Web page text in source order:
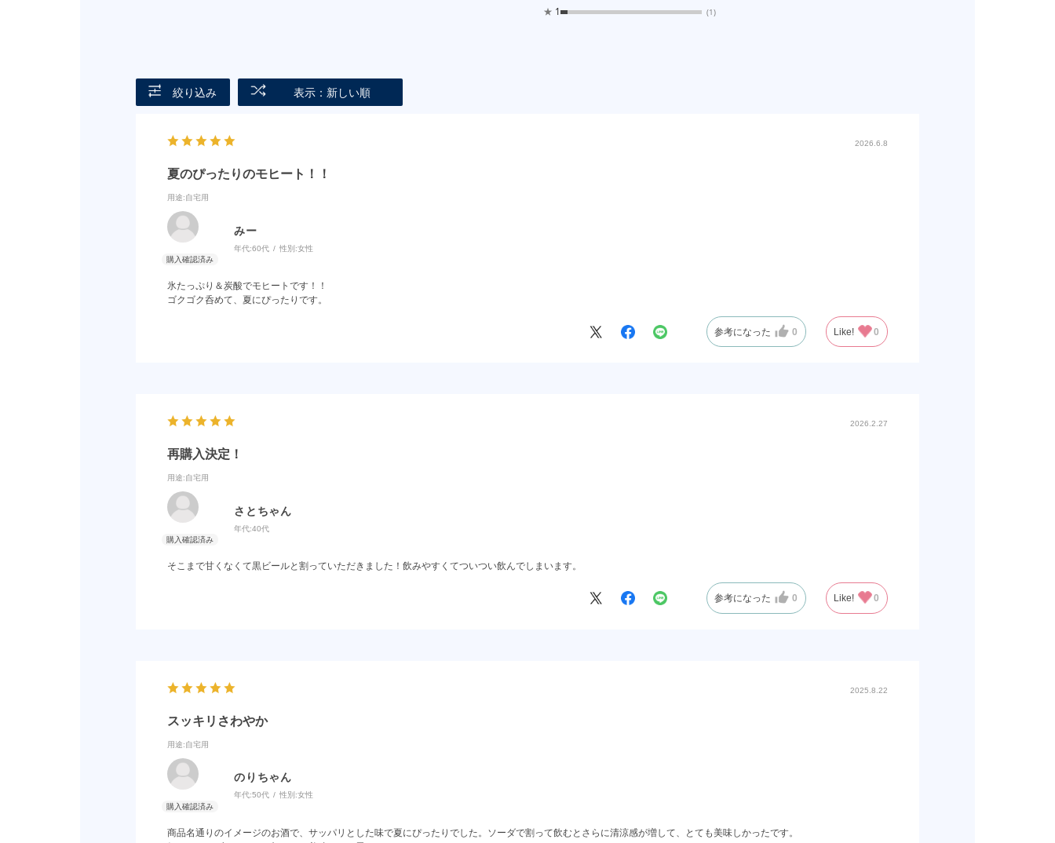
★ 1 (1)
絞り込み 表示：新しい順
2026.6.8
夏のぴったりのモヒート！！
用途:自宅用
みー
年代:60代 性別:女性
氷たっぷり＆炭酸でモヒートです！！
ゴクゴク呑めて、夏にぴったりです。
参考になった 0 Like! 0
2026.2.27
再購入決定！
用途:自宅用
さとちゃん
年代:40代
そこまで甘くなくて黒ビールと割っていただきました！飲みやすくてついつい飲んでしまいます。
参考になった 0 Like! 0
2025.8.22
スッキリさわやか
用途:自宅用
のりちゃん
年代:50代 性別:女性
商品名通りのイメージのお酒で、サッパリとした味で夏にぴったりでした。ソーダで割って飲むとさらに清涼感が増して、とても美味しかったです。